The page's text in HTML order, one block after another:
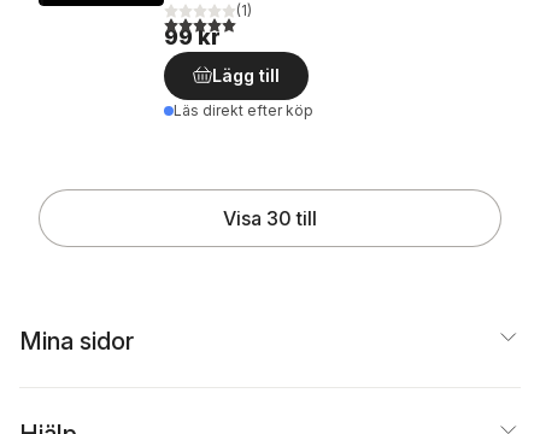
5,0utav 5 stjärnor. Totalt antal röster:
(1)
99 kr
Lägg till
Läs direkt efter köp
Visa 30 till
Mina sidor